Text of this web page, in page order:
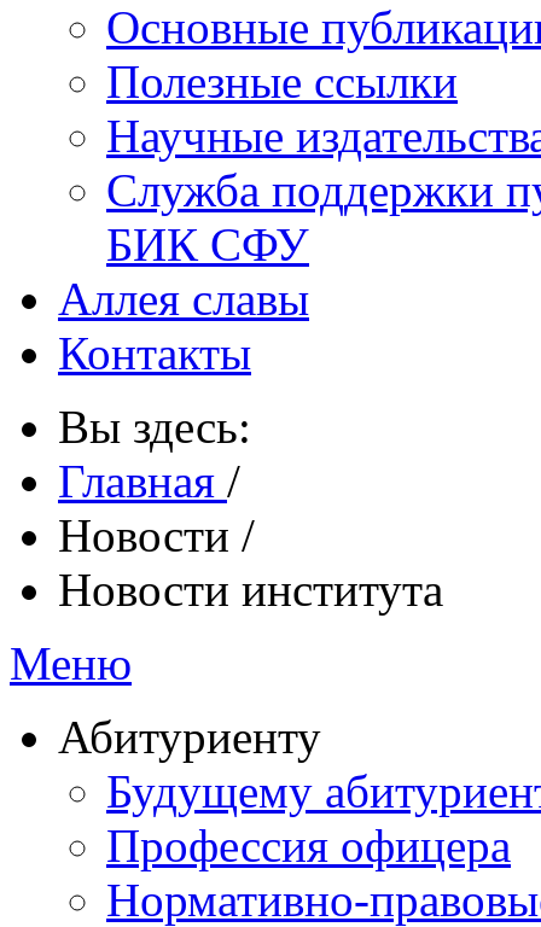
Основные
Полезные ссылки
Научные
Служба поддержки
БИК СФУ
Аллея славы
Контакты
Вы здесь:
Главная /
Новости /
Новости института
Меню
Абитуриенту
Будущему
Профессия офицера
Нормативно-